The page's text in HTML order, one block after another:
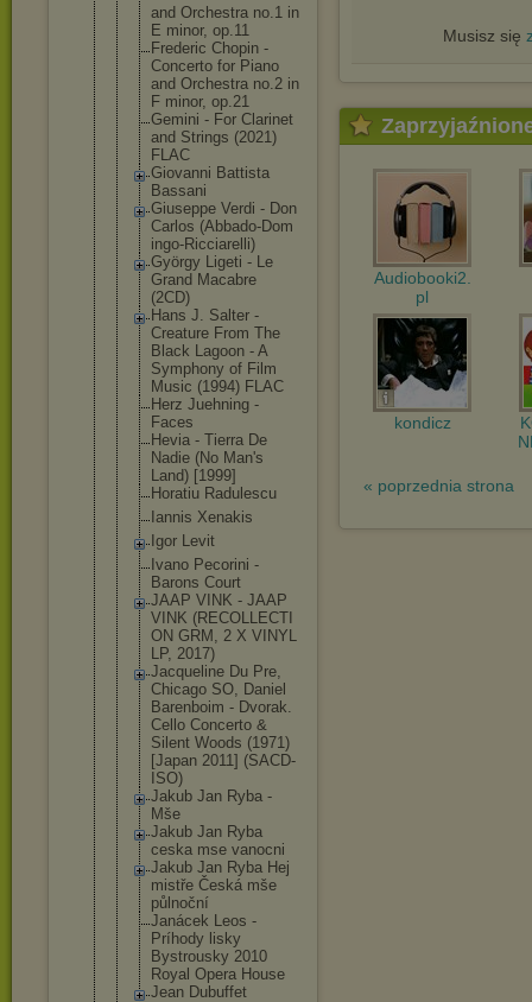
and Orchestra no.1 in
E minor, op.11
Frederic Chopin -
Concerto for Piano
and Orchestra no.2 in
F minor, op.21
Gemini - For Clarinet
and Strings (2021)
FLAC
Giovanni Battista
Bassani
Giuseppe Verdi - Don
Carlos (Abbado-Dom
ingo-Ricciarelli)
György Ligeti - Le
Grand Macabre
(2CD)
Hans J. Salter -
Creature From The
Black Lagoon - A
Symphony of Film
Music (1994) FLAC
Herz Juehning -
Faces
Hevia - Tierra De
Nadie (No Man's
Land) [1999]
Horatiu Radulescu
Iannis Xenakis
Igor Levit
Ivano Pecorini -
Barons Court
JAAP VINK - JAAP
VINK (RECOLLECTI
ON GRM, 2 X VINYL
LP, 2017)
Jacqueline Du Pre,
Chicago SO, Daniel
Barenboim - Dvorak.
Cello Concerto &
Silent Woods (1971)
[Japan 2011] (SACD-
ISO)
Jakub Jan Ryba -
Mše
Jakub Jan Ryba
ceska mse vanocni
Jakub Jan Ryba Hej
mistře Česká mše
půlnoční
Janácek Leos -
Príhody lisky
Bystrousky 2010
Royal Opera House
Jean Dubuffet
Musisz się
Audiobooki2.
pl
kondicz
« poprzednia strona